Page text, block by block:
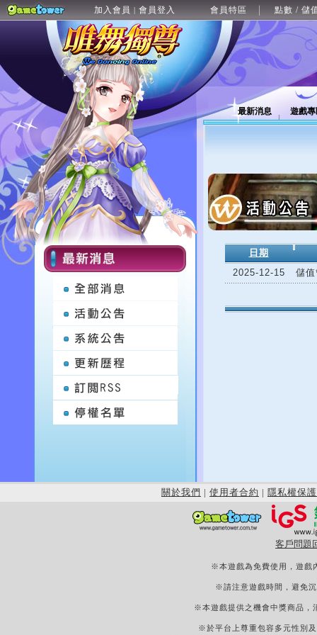
加入會員 | 會員登入 會員特區 點數 / 儲
最新消息 遊戲
日期
2025-12-15
儲
關於我們 | 使用者合約 | 隱私權保護
客戶問題
※本遊戲為免費使用，遊戲
※請注意遊戲時間，避免
※本遊戲提供之機會中獎商品，
※於平台上尊重包容多元性別